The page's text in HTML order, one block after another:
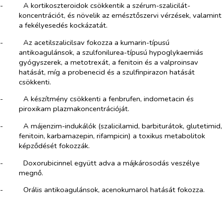
-​
A kortikoszteroidok csökkentik a szérum-szalicilát-
koncentrációt, és növelik az emésztőszervi vérzések, valamint
a fekélyesedés kockázatát.
-​
Az acetilszalicilsav fokozza a kumarin-típusú
antikoagulánsok, a szulfonilurea-típusú hypoglykaemiás
gyógyszerek, a metotrexát, a fenitoin és a valproinsav
hatását, míg a probenecid és a szulfinpirazon hatását
csökkenti.
-​
A készítmény csökkenti a fenbrufen, indometacin és
piroxikam plazmakoncentrációját.
-​
A májenzim-indukálók (szalicilamid, barbiturátok, glutetimid,
fenitoin, karbamazepin, rifampicin) a toxikus metabolitok
képződését fokozzák.
-​
Doxorubicinnel együtt adva a májkárosodás veszélye
megnő.
-​
Orális antikoagulánsok, acenokumarol hatását fokozza.